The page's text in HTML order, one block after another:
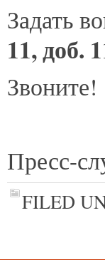
Задать
11, доб.
Звоните!
Пресс-
FILED